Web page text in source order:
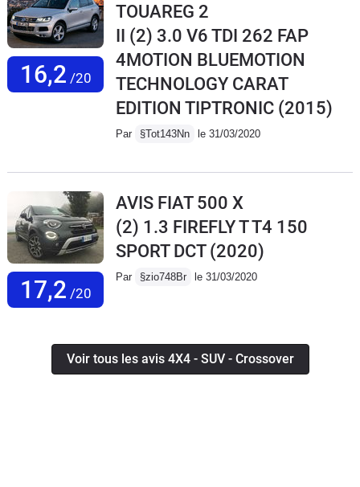
16,2 /20
TOUAREG 2
II (2) 3.0 V6 TDI 262 FAP
4MOTION BLUEMOTION
TECHNOLOGY CARAT
EDITION TIPTRONIC (2015)
Par §Tot143Nn le 31/03/2020
17,2 /20
AVIS FIAT 500 X
(2) 1.3 FIREFLY T T4 150
SPORT DCT(2020)
Par §zio748Br le 31/03/2020
Voir tous les avis 4X4 - SUV - Crossover